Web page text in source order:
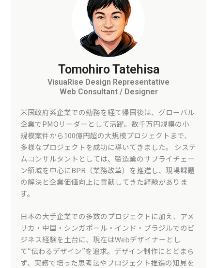
Tomohiro Tatehisa
VisuaRise Design Representative
Web Consultant / Designer
米国政府系企業での勤務を経て帰国後は、グローバル
企業でPMOリーダーとして活躍。数千万円規模の小
規模案件から100億円超の大規模プロジェクトまで、
多様なプロジェクトを成功に導いてきました。 システ
ムコンサルタントとしては、製造業のサプライチェー
ン領域を中心にBPR（業務改革）を推進し、現場課題
の解決と企業価値向上に貢献してきた経験がありま
す。
日本の大手企業での多数のプロジェクトに加え、アメ
リカ・中国・シンガポール・インド・ブラジルでのビ
ジネス経験を土台に、現在はWebデザイナーとし
て“伝わるデザイン”を追求。デザイン制作にとどまら
ず、実務で培った思考法やプロジェクト推進の知見を